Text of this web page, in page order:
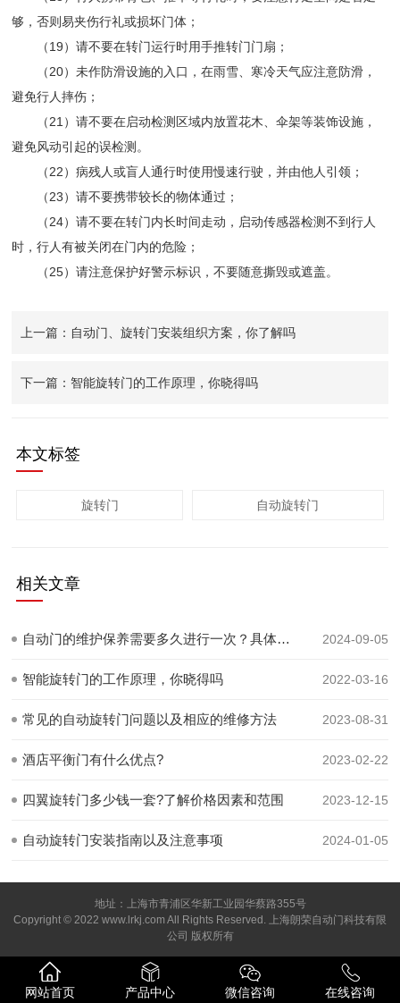
够，否则易夹伤行礼或损坏门体；
（19）请不要在转门运行时用手推转门门扇；
（20）未作防滑设施的入口，在雨雪、寒冷天气应注意防滑，
避免行人摔伤；
（21）请不要在启动检测区域内放置花木、伞架等装饰设施，
避免风动引起的误检测。
（22）病残人或盲人通行时使用慢速行驶，并由他人引领；
（23）请不要携带较长的物体通过；
（24）请不要在转门内长时间走动，启动传感器检测不到行人
时，行人有被关闭在门内的危险；
（25）请注意保护好警示标识，不要随意撕毁或遮盖。
上一篇：自动门、旋转门安装组织方案，你了解吗
下一篇：智能旋转门的工作原理，你晓得吗
本文标签
旋转门 自动旋转门
相关文章
自动门的维护保养需要多久进行一次？具体有哪些步骤？ 2024-09-05
智能旋转门的工作原理，你晓得吗 2022-03-16
常见的自动旋转门问题以及相应的维修方法 2023-08-31
酒店平衡门有什么优点? 2023-02-22
四翼旋转门多少钱一套?了解价格因素和范围 2023-12-15
自动旋转门安装指南以及注意事项 2024-01-05
地址：上海市青浦区华新工业园华蔡路355号
Copyright © 2022 www.lrkj.com All Rights Reserved. 上海朗荣自动门科技有限
公司 版权所有
网站首页 产品中心 微信咨询 在线咨询